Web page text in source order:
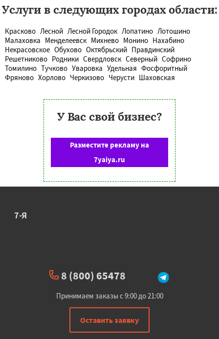
Услуги в следующих городах области:
Красково Лесной Лесной Городок Лопатино Лотошино
Малаховка Менделеевск Михнево Монино Нахабино
Некрасовское Обухово Октябрьский Правдинский
Решетниково Родники Свердловск Северный Софрино
Томилино Тучково Уваровка Удельная Фосфоритный
Фряново Хорлово Черкизово Черусти Шаховская
У Вас свой бизнес?
Разместите рекламу на
7yaiya.ru
7-Я
8 (800) 65478
Принимаем заказы с 9:00 до 21:00
Оставить заявку